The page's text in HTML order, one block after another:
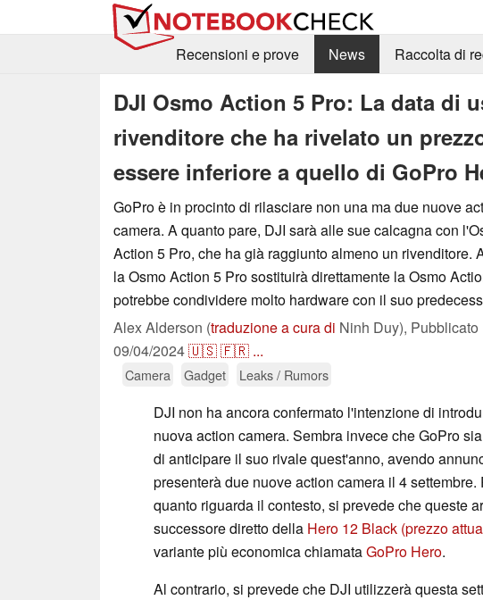
Recensioni e prove
News Raccolta di
DJI Osmo Action 5 Pro: La data di
rivenditore che ha rivelato un
essere inferiore a quello di GoPro
GoPro è in procinto di rilasciare non una ma due nuove
camera. A quanto pare, DJI sarà alle sue calcagna con
Action 5 Pro, che ha già raggiunto almeno un rivenditore.
la Osmo Action 5 Pro sostituirà direttamente la Osmo
potrebbe condividere molto hardware con il suo
Alex Alderson (traduzione a cura di Ninh Duy), Pubblicato
09/04/2024🇺🇸🇫🇷 ...
Camera Gadget Leaks / Rumors
DJI non ha ancora confermato l'intenzione di
nuova action camera. Sembra invece che GoPro
di anticipare il suo rivale quest'anno, avendo
presenterà due nuove action camera il 4 settembre.
quanto riguarda il contesto, si prevede che queste
successore diretto della Hero 12 Black (prezzo
variante più economica chiamataGoPro Hero.
Al contrario, si prevede che DJI utilizzerà questa